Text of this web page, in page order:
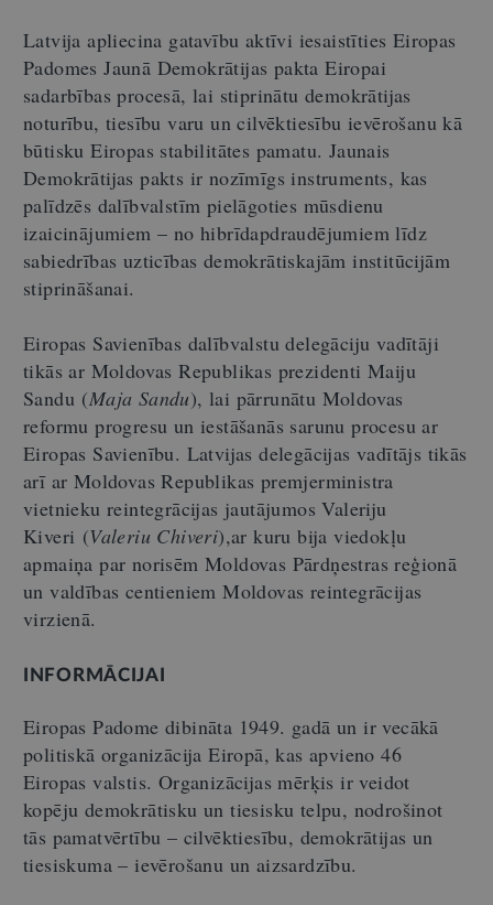
Latvija apliecina gatavību aktīvi iesaistīties Eiropas
Padomes Jaunā Demokrātijas pakta Eiropai
sadarbības procesā, lai stiprinātu demokrātijas
noturību, tiesību varu un cilvēktiesību ievērošanu kā
būtisku Eiropas stabilitātes pamatu. Jaunais
Demokrātijas pakts ir nozīmīgs instruments, kas
palīdzēs dalībvalstīm pielāgoties mūsdienu
izaicinājumiem – no hibrīdapdraudējumiem līdz
sabiedrības uzticības demokrātiskajām institūcijām
stiprināšanai.
Eiropas Savienības dalībvalstu delegāciju vadītāji
tikās ar Moldovas Republikas prezidenti Maiju
Sandu (Maja Sandu), lai pārrunātu Moldovas
reformu progresu un iestāšanās sarunu procesu ar
Eiropas Savienību. Latvijas delegācijas vadītājs tikās
arī ar Moldovas Republikas premjerministra
vietnieku reintegrācijas jautājumos Valeriju
Kiveri (Valeriu Chiveri),ar kuru bija viedokļu
apmaiņa par norisēm Moldovas Pārdņestras reģionā
un valdības centieniem Moldovas reintegrācijas
virzienā.
INFORMĀCIJAI
Eiropas Padome dibināta 1949. gadā un ir vecākā
politiskā organizācija Eiropā, kas apvieno 46
Eiropas valstis. Organizācijas mērķis ir veidot
kopēju demokrātisku un tiesisku telpu, nodrošinot
tās pamatvērtību – cilvēktiesību, demokrātijas un
tiesiskuma – ievērošanu un aizsardzību.